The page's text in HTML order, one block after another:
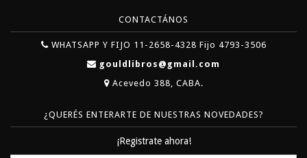
CONTACTÁNOS
WHATSAPP Y FIJO 11-2658-4328 Fijo 4793-3506
gouldlibros@gmail.com
Acevedo 388, CABA.
¿QUERÉS ENTERARTE DE NUESTRAS NOVEDADES?
¡Registrate ahora!